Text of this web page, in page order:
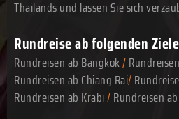
Thailands und lassen Sie sich
Rundreise ab folgenden
Rundreisen ab Bangkok/
Rundreisen ab Chiang Rai/
Rundreisen ab Krabi/Rundreisen